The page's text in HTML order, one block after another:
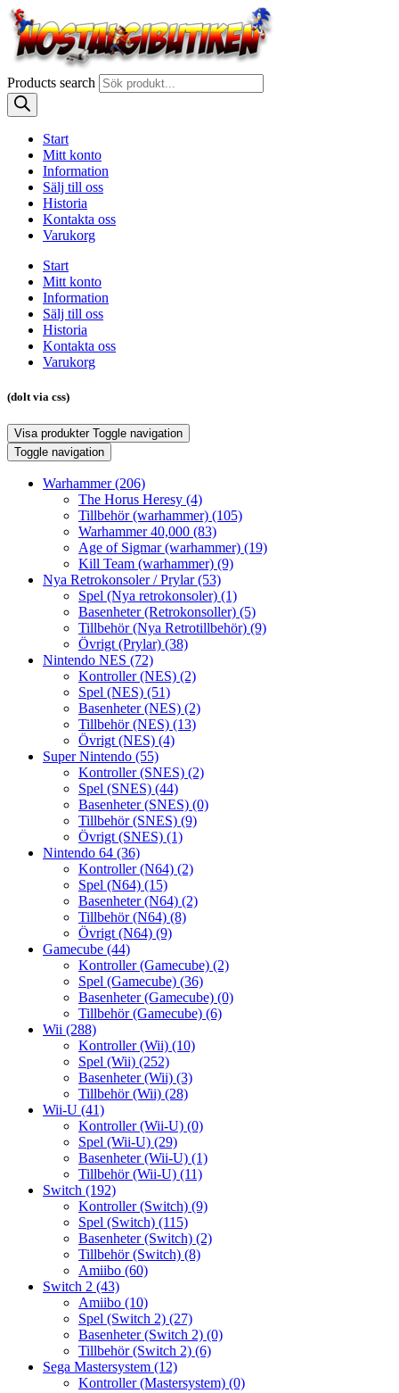
Products search
Start
Mitt konto
Information
Sälj till oss
Historia
Kontakta oss
Varukorg
Start
Mitt konto
Information
Sälj till oss
Historia
Kontakta oss
Varukorg
(dolt via css)
Visa produkter Toggle navigation
Toggle navigation
Warhammer(206)
The Horus Heresy (4)
Tillbehör (warhammer) (105)
Warhammer 40,000 (83)
Age of Sigmar (warhammer) (19)
Kill Team (warhammer) (9)
Nya Retrokonsoler / Prylar(53)
Spel (Nya retrokonsoler) (1)
Basenheter (Retrokonsoller) (5)
Tillbehör (Nya Retrotillbehör) (9)
Övrigt (Prylar) (38)
Nintendo NES (72)
Kontroller (NES) (2)
Spel (NES) (51)
Basenheter (NES) (2)
Tillbehör (NES) (13)
Övrigt (NES) (4)
Super Nintendo (55)
Kontroller (SNES) (2)
Spel (SNES) (44)
Basenheter (SNES) (0)
Tillbehör (SNES) (9)
Övrigt (SNES) (1)
Nintendo 64 (36)
Kontroller (N64) (2)
Spel (N64) (15)
Basenheter (N64) (2)
Tillbehör (N64) (8)
Övrigt (N64) (9)
Gamecube (44)
Kontroller (Gamecube) (2)
Spel (Gamecube) (36)
Basenheter (Gamecube) (0)
Tillbehör (Gamecube) (6)
Wii (288)
Kontroller (Wii) (10)
Spel (Wii) (252)
Basenheter (Wii) (3)
Tillbehör (Wii) (28)
Wii-U (41)
Kontroller (Wii-U) (0)
Spel (Wii-U) (29)
Basenheter (Wii-U) (1)
Tillbehör (Wii-U) (11)
Switch (192)
Kontroller (Switch) (9)
Spel (Switch) (115)
Basenheter (Switch) (2)
Tillbehör (Switch) (8)
Amiibo (60)
Switch 2 (43)
Amiibo (10)
Spel (Switch 2) (27)
Basenheter (Switch 2) (0)
Tillbehör (Switch 2) (6)
Sega Mastersystem (12)
Kontroller (Mastersystem) (0)